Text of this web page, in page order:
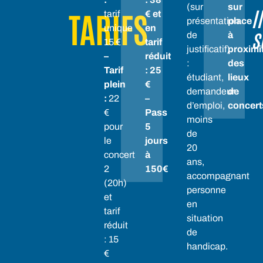
TARIFS
tarif
unique
15 €
–
Tarif
plein
: 22
€
pour
le
concert
2
(20h)
et
tarif
réduit
: 15
€
€ et
en
tarif
réduit
: 25
€
–
Pass
5
jours
à
150€
(sur
présentation
de
justificatif)
:
étudiant,
demandeur
d’emploi,
moins
de
20
ans,
accompagnant
personne
en
situation
de
handicap.
sur
place
à
des
lieux
de